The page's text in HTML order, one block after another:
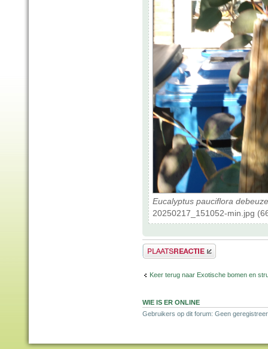
Eucalyptus pauciflora
20250217_151052-min.jpg
Plaats een reactie
Keer terug naar Exotische bomen en
WIE IS ER ONLINE
Gebruikers op dit forum: Geen